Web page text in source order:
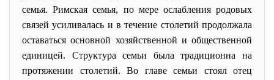
семья. Римская семья, по мере ослабления родовых
связей усиливалась и в течение столетий продолжала
оставаться основной хозяйственной и общественной
единицей. Структура семьи была традиционна на
протяжении столетий. Во главе семьи стоял отец